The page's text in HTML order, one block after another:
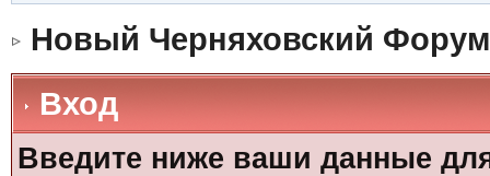
Новый Черняховский Форум
Вход
Введите ниже ваши данные